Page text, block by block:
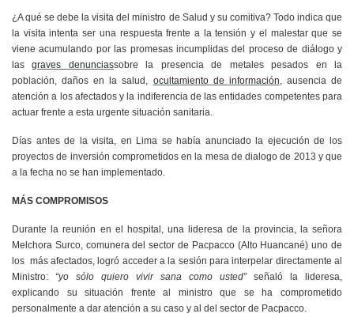
¿A qué se debe la visita del ministro de Salud y su comitiva? Todo indica que
la visita intenta ser una respuesta frente a la tensión y el malestar que se
viene acumulando por las promesas incumplidas del proceso de diálogo y
lasgraves denunciassobre la presencia de metales pesados en la
población, daños en la salud, ocultamiento de información, ausencia de
atención a los afectados y la indiferencia de las entidades competentes para
actuar frente a esta urgente situación sanitaria.
Días antes de la visita, en Lima se había anunciado la ejecución de los
proyectos de inversión comprometidos en la mesa de dialogo de 2013 y que
a la fecha no se han implementado.
MÁS COMPROMISOS
Durante la reunión en el hospital, una lideresa de la provincia, la señora
Melchora Surco, comunera del sector de Pacpacco (Alto Huancané) uno de
los más afectados, logró acceder a la sesión para interpelar directamente al
Ministro: “yo sólo quiero vivir sana como usted”
señaló la lideresa,
explicando su situación frente al ministro que se ha comprometido
personalmente a dar atención a su caso y al del sector de Pacpacco.